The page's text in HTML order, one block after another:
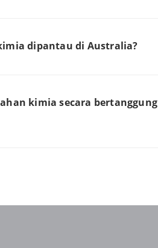
dipantau di Australia?
kimia secara